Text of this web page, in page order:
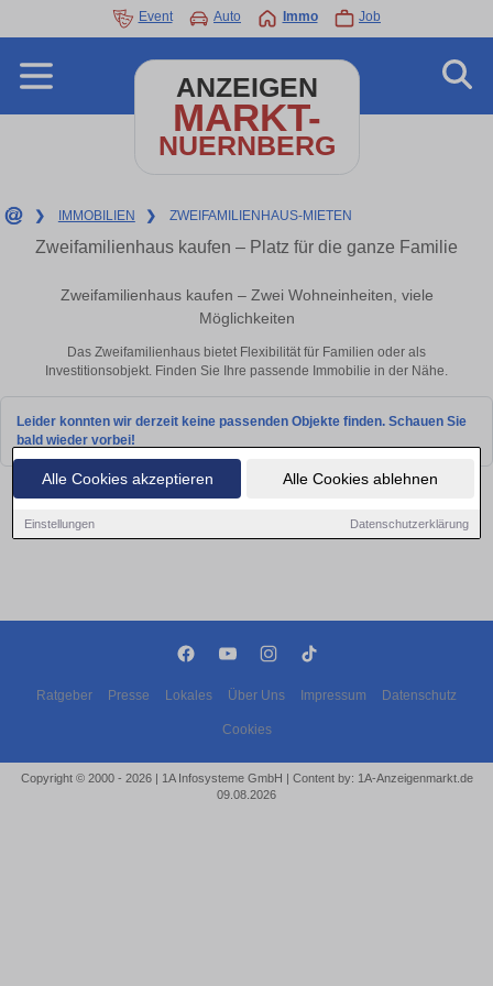
Alle Cookies akzeptieren Alle Cookies ablehnen
Einstellungen Datenschutzerklärung
Event Auto Immo Job
ANZEIGEN
MARKT-
NUERNBERG
❯ IMMOBILIEN ❯ ZWEIFAMILIENHAUS-MIETEN
Zweifamilienhaus kaufen – Platz für die ganze Familie
Zweifamilienhaus kaufen – Zwei Wohneinheiten, viele
Möglichkeiten
Das Zweifamilienhaus bietet Flexibilität für Familien oder als
Investitionsobjekt. Finden Sie Ihre passende Immobilie in der Nähe.
Leider konnten wir derzeit keine passenden Objekte finden. Schauen Sie
bald wieder vorbei!
Ratgeber Presse Lokales Über Uns Impressum Datenschutz
Cookies
Copyright © 2000 - 2026 | 1A Infosysteme GmbH | Content by: 1A-Anzeigenmarkt.de
09.08.2026